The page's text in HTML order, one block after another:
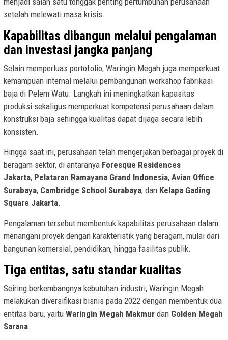
setelah melewati masa krisis.
Kapabilitas dibangun melalui pengalaman
dan investasi jangka panjang
Selain memperluas portofolio, Waringin Megah juga memperkuat
kemampuan internal melalui pembangunan workshop fabrikasi
baja di Pelem Watu. Langkah ini meningkatkan kapasitas
produksi sekaligus memperkuat kompetensi perusahaan dalam
konstruksi baja sehingga kualitas dapat dijaga secara lebih
konsisten.
Hingga saat ini, perusahaan telah mengerjakan berbagai proyek di
beragam sektor, di antaranya Foresque Residences
Jakarta, Pelataran Ramayana Grand Indonesia, Avian Office
Surabaya, Cambridge School Surabaya, dan Kelapa Gading
Square Jakarta.
Pengalaman tersebut membentuk kapabilitas perusahaan dalam
menangani proyek dengan karakteristik yang beragam, mulai dari
bangunan komersial, pendidikan, hingga fasilitas publik.
Tiga entitas, satu standar kualitas
Seiring berkembangnya kebutuhan industri, Waringin Megah
melakukan diversifikasi bisnis pada 2022 dengan membentuk dua
entitas baru, yaitu Waringin Megah Makmur dan Golden Megah
Sarana.